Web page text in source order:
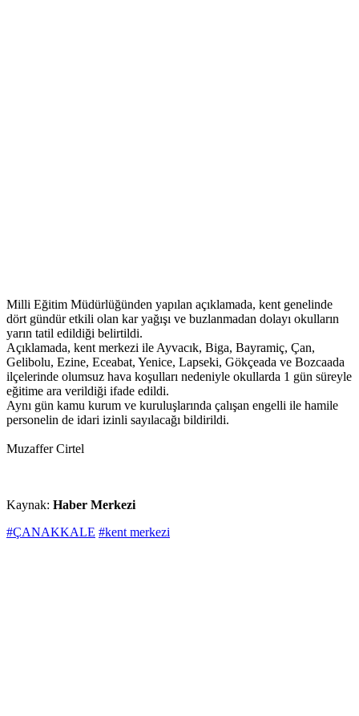
Milli Eğitim Müdürlüğünden yapılan açıklamada, kent genelinde
dört gündür etkili olan kar yağışı ve buzlanmadan dolayı okulların
yarın tatil edildiği belirtildi.
Açıklamada, kent merkezi ile Ayvacık, Biga, Bayramiç, Çan,
Gelibolu, Ezine, Eceabat, Yenice, Lapseki, Gökçeada ve Bozcaada
ilçelerinde olumsuz hava koşulları nedeniyle okullarda 1 gün süreyle
eğitime ara verildiği ifade edildi.
Aynı gün kamu kurum ve kuruluşlarında çalışan engelli ile hamile
personelin de idari izinli sayılacağı bildirildi.
Muzaffer Cirtel
Kaynak: Haber Merkezi
#ÇANAKKALE #kent merkezi